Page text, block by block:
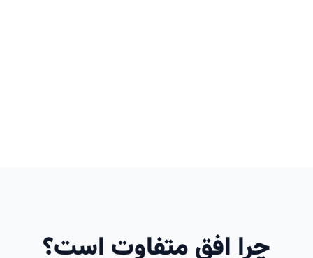
چرا افق متفاوت است؟